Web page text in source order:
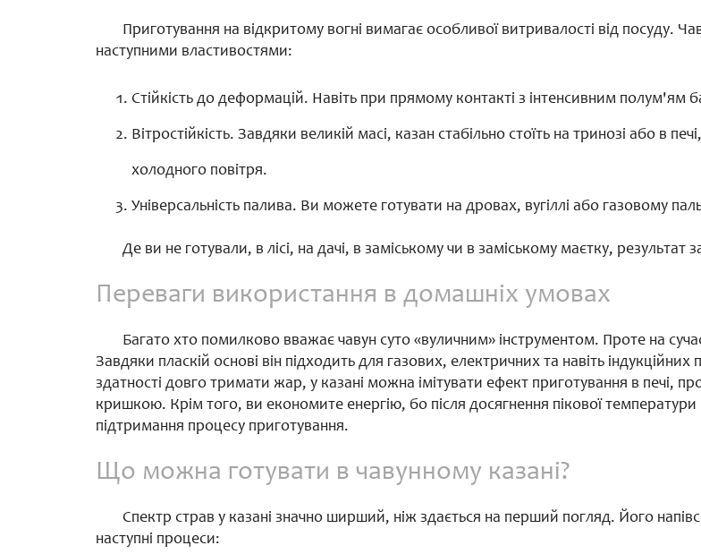
Приготування на відкритому вогні вимагає особливої витривалості від посуду.
наступними властивостями:
Стійкість до деформацій. Навіть при прямому контакті з інтенсивним полум'ям
Вітростійкість. Завдяки великій масі, казан стабільно стоїть на тринозі або в
холодного повітря.
Універсальність палива. Ви можете готувати на дровах, вугіллі або газовому
Де ви не готували, в лісі, на дачі, в заміському чи в заміському маєтку,
Переваги використання в домашніх умовах
Багато хто помилково вважає чавун суто «вуличним» інструментом. Проте на
Завдяки пласкій основі він підходить для газових, електричних та навіть
здатності довго тримати жар, у казані можна імітувати ефект приготування в печі,
кришкою. Крім того, ви економите енергію, бо після досягнення пікової
підтримання процесу приготування.
Що можна готувати в чавунному казані?
Спектр страв у казані значно ширший, ніж здається на перший погляд. Його
наступні процеси: